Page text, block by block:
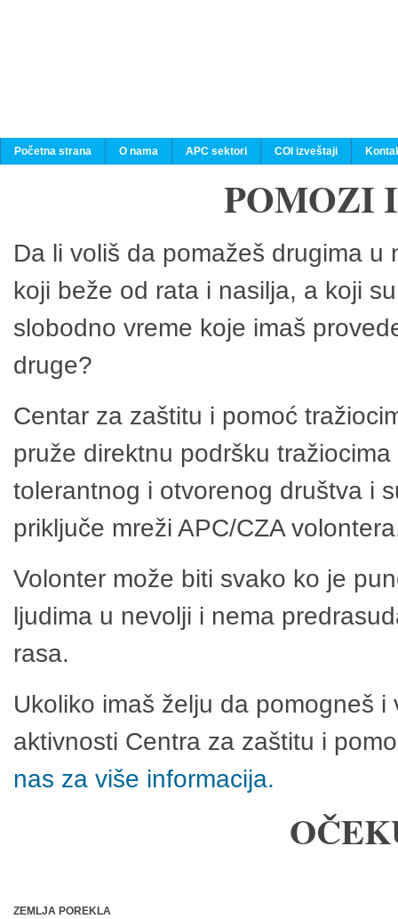
Početna strana O nama APC sektori COI izveštaji
POMOZI
Da li voliš da pomažeš drugima
koji beže od rata i nasilja, a koji
slobodno vreme koje imaš
druge?
Centar za zaštitu i pomoć
pruže direktnu podršku
tolerantnog i otvorenog društva i
priključe mreži APC/CZA
Volonter može biti svako ko je
ljudima u nevolji i nema
rasa.
Ukoliko imaš želju da pomogneš
aktivnosti Centra za zaštitu i
nas za više informacija.
ZEMLJA POREKLA